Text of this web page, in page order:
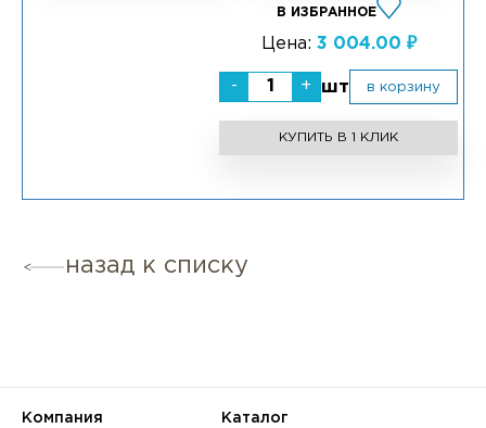
В ИЗБРАННОЕ
Цена: 3 004.00 ₽
- + шт в корзину
КУПИТЬ В 1 КЛИК
назад к списку
Компания Каталог